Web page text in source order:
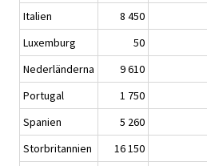
Italien 8 450
Luxemburg
50
Nederländerna
9 610
Portugal
1 750
Spanien
5 260
Storbritannien
16 150